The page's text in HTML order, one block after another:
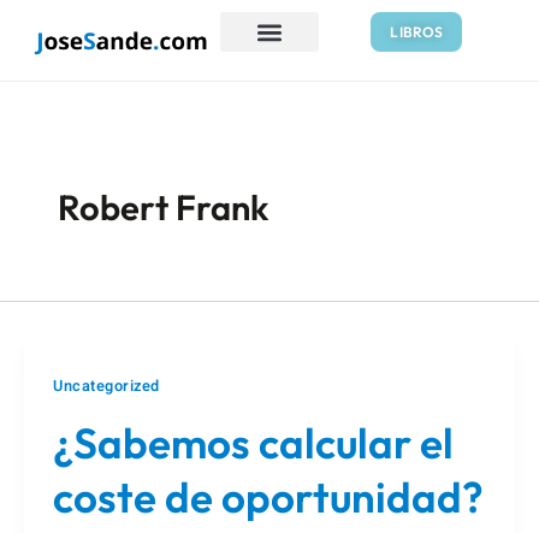
LIBROS
Robert Frank
Uncategorized
¿Sabemos calcular el
coste de oportunidad?